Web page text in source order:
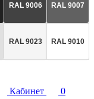
RAL 9006 RAL 9007
RAL 9023 RAL 9010
Кабинет
0